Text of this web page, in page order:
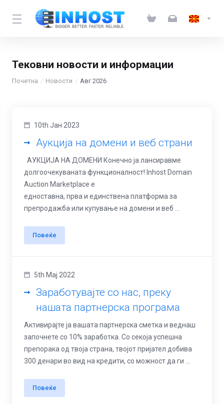
Тековни новости и информации
Почетна Новости Авг 2026
10th Јан 2023
Аукција на домени и веб страни
АУКЦИЈА НА ДОМЕНИ Конечно ја лансиравме
долгоочекуваната функционалност! Inhost Domain
Auction Marketplace е
едноставна, прва и единствена платформа за
препродажба или купување на домени и веб ...
Повеќе
5th Мај 2022
Заработувајте со нас, преку
нашата партнерска програма
Активирајте ја вашата партнерска сметка и веднаш
започнете со 10% заработка. Со секоја успешна
препорака од твоја страна, твојот пријател добива
300 денари во вид на кредити, со можност да ги ...
Повеќе